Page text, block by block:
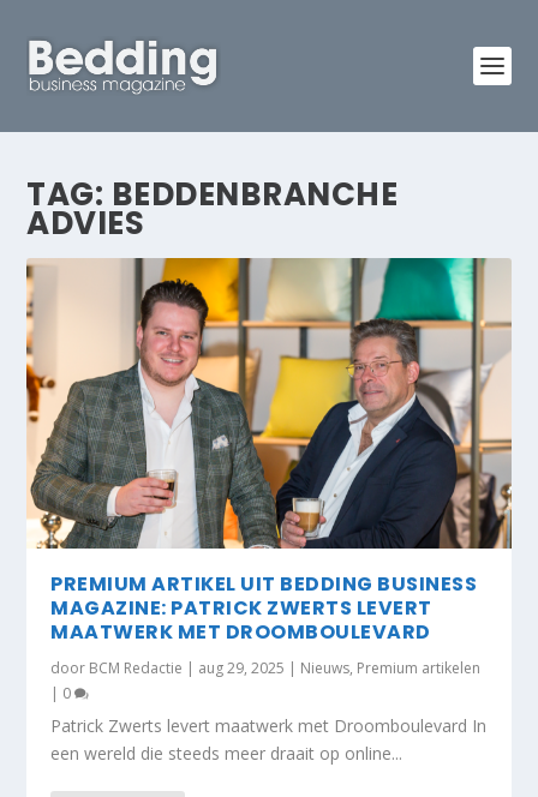
TAG: BEDDENBRANCHE
ADVIES
PREMIUM ARTIKEL UIT BEDDING BUSINESS
MAGAZINE: PATRICK ZWERTS LEVERT
MAATWERK MET DROOMBOULEVARD
door BCM Redactie | aug 29, 2025 | Nieuws, Premium artikelen
| 0
Patrick Zwerts levert maatwerk met Droomboulevard In
een wereld die steeds meer draait op online...